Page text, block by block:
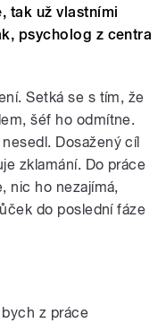
tak už vlastními
psycholog z centra
Setká se s tím, že
šéf ho odmítne.
Dosažený cíl
zklamání. Do práce
nic ho nezajímá,
do poslední fáze
z práce